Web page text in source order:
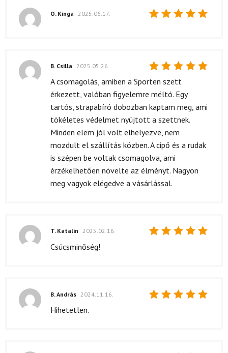
O. Kinga 2025.06.17.
Értékelés:
B. Csilla 2025.05.26.
A csomagolás, amiben a Sporten szett
érkezett, valóban figyelemre méltó. Egy
tartós, strapabíró dobozban kaptam meg, ami
tökéletes védelmet nyújtott a szettnek.
Minden elem jól volt elhelyezve, nem
mozdult el szállítás közben. A cipő és a rudak
is szépen be voltak csomagolva, ami
érzékelhetően növelte az élményt. Nagyon
meg vagyok elégedve a vásárlással.
T. Katalin 2025.02.16.
Csúcsminőség!
B. András 2024.11.16.
Hihetetlen.